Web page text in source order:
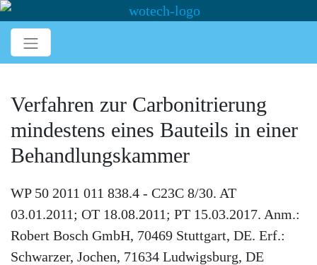
Verfahren zur Carbonitrierung
mindestens eines Bauteils in einer
Behandlungskammer
WP 50 2011 011 838.4 - C23C 8/30. AT
03.01.2011; OT 18.08.2011; PT 15.03.2017. Anm.:
Robert Bosch GmbH, 70469 Stuttgart, DE. Erf.:
Schwarzer, Jochen, 71634 Ludwigsburg, DE